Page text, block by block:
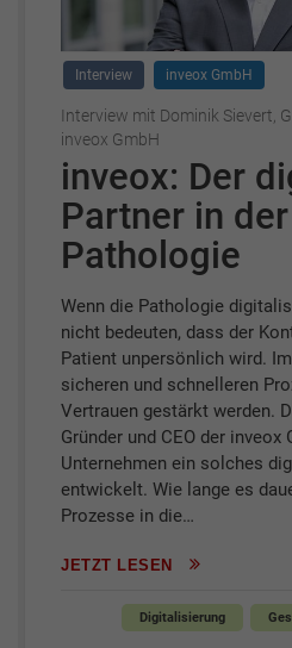
Interview inveox GmbH
Interview mit Dominik Sievert,
inveox GmbH
inveox: Der
Partner in der
Pathologie
Wenn die Pathologie
nicht bedeuten, dass der
Patient unpersönlich wird.
sicheren und schnelleren
Vertrauen gestärkt werden.
Gründer und CEO der
Unternehmen ein solches
entwickelt. Wie lange es
Prozesse in die…
JETZT LESEN
Digitalisierung